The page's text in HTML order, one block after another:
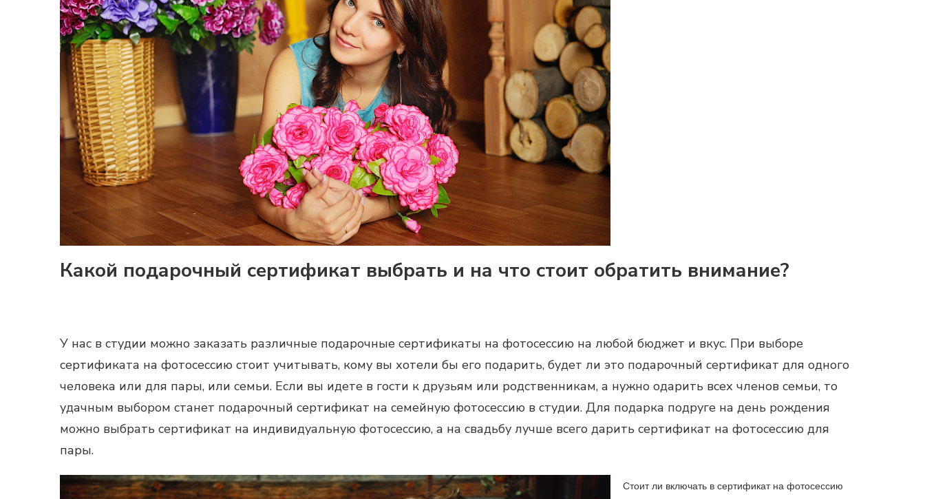
Какой подарочный сертификат выбрать и на что стоит обратить внимание?
У нас в студии можно заказать различные подарочные сертификаты на фотосессию на любой бюджет и вкус. При выборе
сертификата на фотосессию стоит учитывать, кому вы хотели бы его подарить, будет ли это подарочный сертификат для одного
человека или для пары, или семьи. Если вы идете в гости к друзьям или родственникам, а нужно одарить всех членов семьи, то
удачным выбором станет подарочный сертификат на семейную фотосессию в студии. Для подарка подруге на день рождения
можно выбрать сертификат на индивидуальную фотосессию, а на свадьбу лучше всего дарить сертификат на фотосессию для
пары.
Стоит ли включать в сертификат на фотосессию